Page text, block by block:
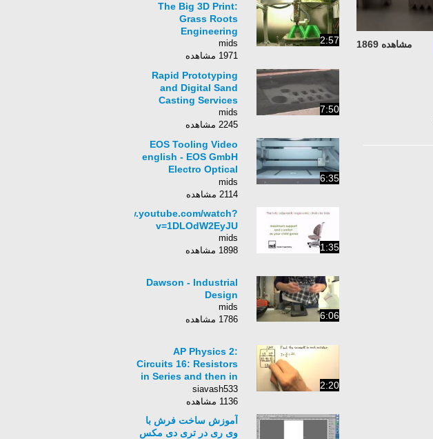
مشاهده 1869 2:57
The Big 3D Print:
Grass Roots
Engineering
mids
1971 مشاهده
7:50
Rapid Prototyping
and Digital Sand
Casting Services
mids
2245 مشاهده
6:35
EOS Tooling Video
english - EOS GmbH
Electro Optical
Systems
mids
2114 مشاهده
1:35
http://www.youtube.com/watch?
v=1DLOdW2EyJU
mids
1898 مشاهده
6:06
Dawson - Industrial
Design
mids
1786 مشاهده
2:20
AP Physics 2:
Circuits 16: Resistors
in Series and then in
Parallel Problem
siavash533
1136 مشاهده
آموزش ساخت فرش با
وی ری در تری دی مکس